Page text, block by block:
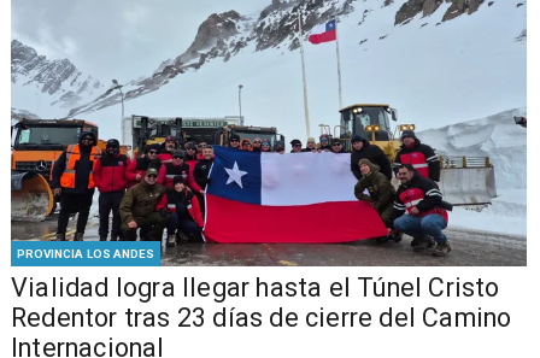
PROVINCIA LOS ANDES
Vialidad logra llegar hasta el Túnel Cristo
Redentor tras 23 días de cierre del Camino
Internacional